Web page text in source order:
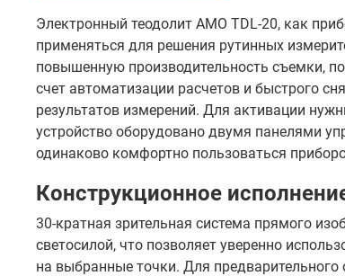
Электронный теодолит AMO TDL-20, как
применяться для решения рутинных
повышенную производительность съемки,
счет автоматизации расчетов и быстрого
результатов измерений. Для активации
устройство оборудовано двумя панелями
одинаково комфортно пользоваться
Конструкционное
30-кратная зрительная система прямого
светосилой, что позволяет уверенно
на выбранные точки. Для